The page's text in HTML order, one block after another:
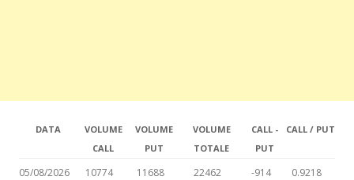
DATA
VOLUME
CALL
VOLUME
PUT
VOLUME
TOTALE
CALL -
PUT
CALL / PUT
05/08/2026 10774 11688 22462 -914 0.9218